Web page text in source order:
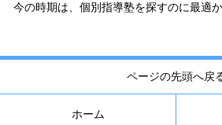
今の時期は、個別指導塾を探すのに最適
ページの先頭へ戻
ホーム